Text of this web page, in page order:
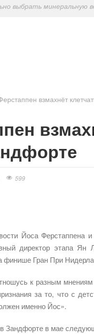
когда-нибудь
люди могут поселиться
взмахнёт
599
Йоса
директор этапа Ян
финише Гран При
к разным
за то, что с
именно Йос».
Зандфорте в мае